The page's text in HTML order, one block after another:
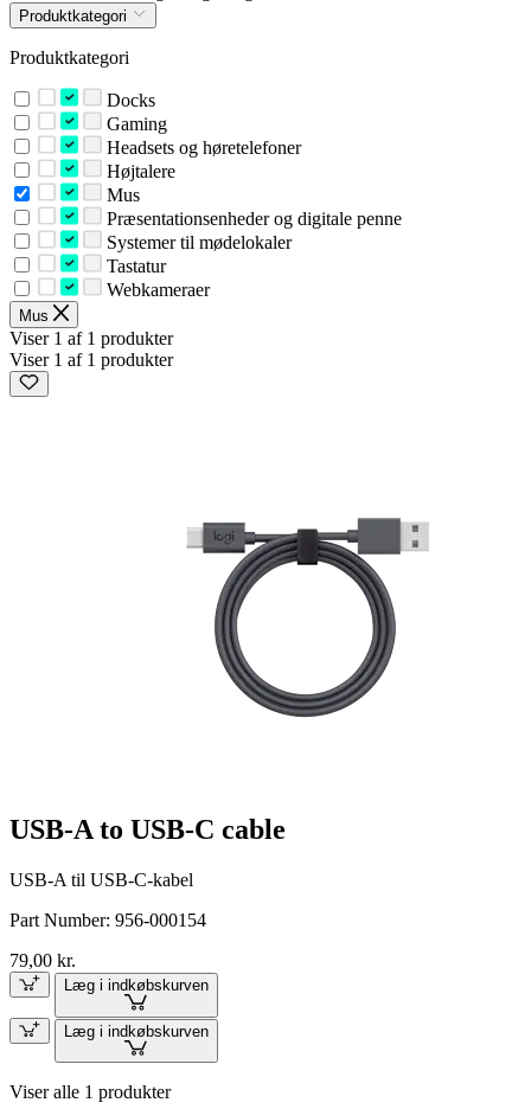
Produktkategori
Produktkategori
Docks
Gaming
Headsets og høretelefoner
Højtalere
Mus
Præsentationsenheder og digitale penne
Systemer til mødelokaler
Tastatur
Webkameraer
Mus
Viser 1 af 1 produkter
Viser 1 af 1 produkter
USB-A to USB-C cable
USB-A til USB-C-kabel
Part Number: 956-000154
79,00 kr.
Læg i indkøbskurven
Læg i indkøbskurven
Viser alle 1 produkter